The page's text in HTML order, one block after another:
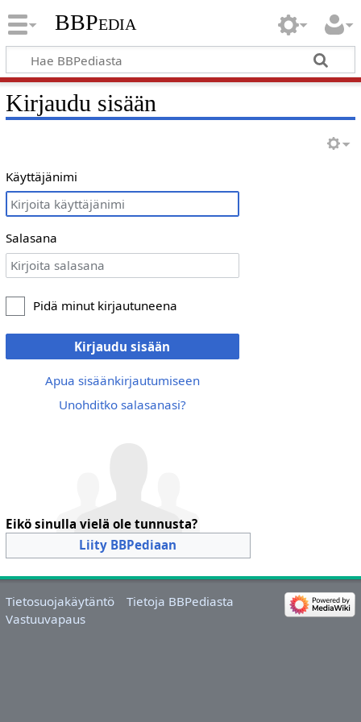
BBPedia
Kirjaudu sisään
Käyttäjänimi
Salasana
Pidä minut kirjautuneena
Kirjaudu sisään
Apua sisäänkirjautumiseen
Unohditko salasanasi?
Eikö sinulla vielä ole tunnusta?
Liity BBPediaan
Tietosuojakäytäntö
Tietoja BBPediasta
Vastuuvapaus